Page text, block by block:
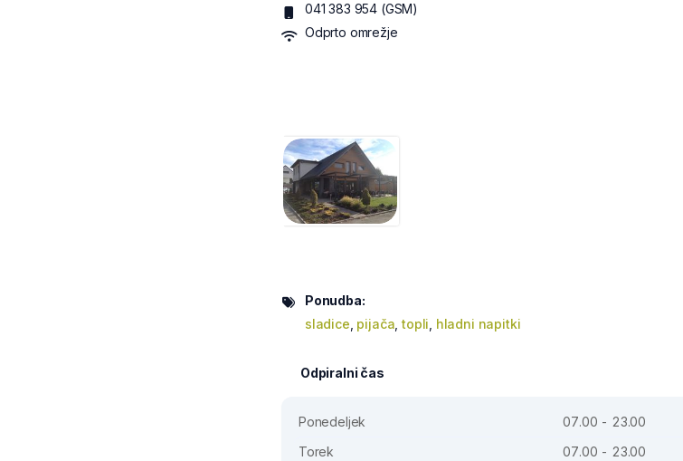
041 383 954 (GSM)
Odprto omrežje
Ponudba:
sladice pijača ,topli hladni napitki
Odpiralni čas
Ponedeljek
07.00 - 23.00
Torek
07.00 - 23.00